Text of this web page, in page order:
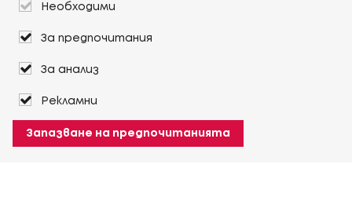
Необходими
За предпочитания
За анализ
Рекламни
Запазване на предпочитанията